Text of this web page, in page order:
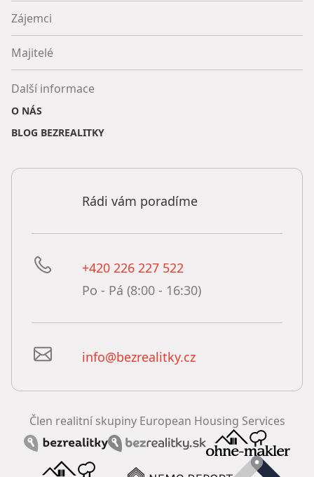
Zájemci
Majitelé
Další informace
O NÁS
BLOG BEZREALITKY
Rádi vám poradíme
+420 226 227 522
Po - Pá (8:00 - 16:30)
info@bezrealitky.cz
Člen realitní skupiny European Housing Services